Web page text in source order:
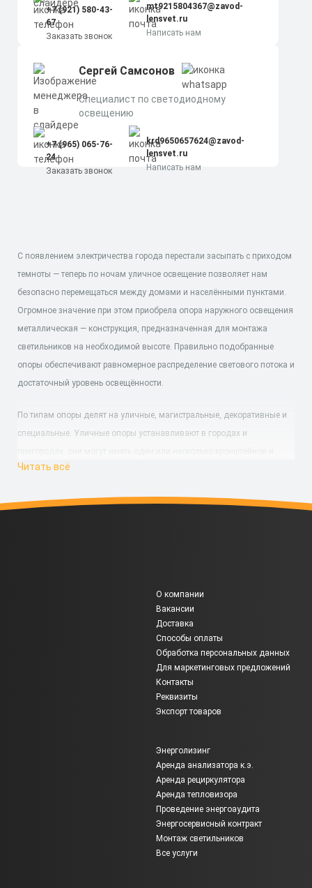
+7 (921) 580-43-
67
Заказать звонок
mt9215804367@zavod-
lensvet.ru
Написать нам
Сергей Самсонов
Cпециалист по светодиодному
освещению
+7 (965) 065-76-
24
Заказать звонок
krd9650657624@zavod-
lensvet.ru
Написать нам
С появлением электричества города перестали засыпать с приходом
темноты — теперь по ночам уличное освещение позволяет нам
безопасно перемещаться между домами и населёнными пунктами.
Огромное значение при этом приобрела опора наружного освещения
металлическая — конструкция, предназначенная для монтажа
светильников на необходимой высоте. Правильно подобранные
опоры обеспечивают равномерное распределение светового потока и
достаточный уровень освещённости.
По типам опоры делят на уличные, магистральные, декоративные и
специальные. Уличные опоры устанавливают в городах и
часто используются совместно со светодиодными светильниками —
рассчитанная на современные энергоэффективные источники света.
ЛЕНСВЕТ” есть типы опор для любых проектов:
закладные детали фундамента и консоли,
мачты для освещения больших пространств,
металлоконструкции различного назначения,
опоры для освещения дорог и магистралей,
опоры, закажите обратный звонок по
номеру 8 800 301 46 79 — наши специалисты помогут
Читать всё
О компании
Вакансии
Доставка
Способы оплаты
Обработка персональных данных
Для маркетинговых предложений
Контакты
Реквизиты
Экспорт товаров
Энерголизинг
Аренда анализатора к.э.
Аренда рециркулятора
Аренда тепловизора
Проведение энергоаудита
Энергосервисный контракт
Монтаж светильников
Все услуги